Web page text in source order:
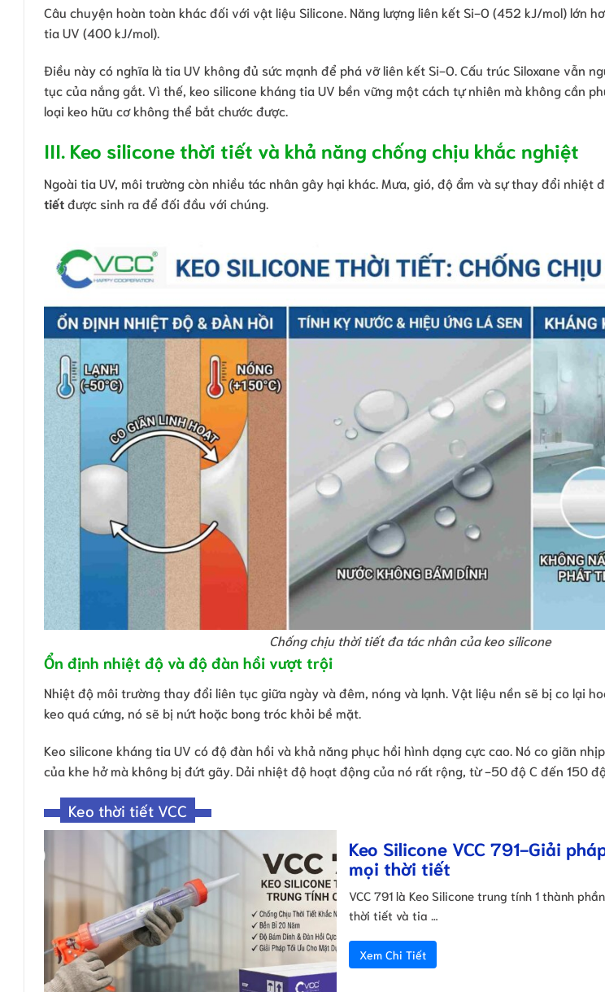
Câu chuyện hoàn toàn khác đối với vật liệu Silicone. Năng lượng liên kết Si-O (452 kJ/mol) lớn
tia UV (400 kJ/mol).
Điều này có nghĩa là tia UV không đủ sức mạnh để phá vỡ liên kết Si-O. Cấu trúc Siloxane vẫn
tục của nắng gắt. Vì thế, keo silicone kháng tia UV bền vững một cách tự nhiên mà không cần
loại keo hữu cơ không thể bắt chước được.
III. Keo silicone thời tiết và khả năng chống chịu khắc nghiệt
Ngoài tia UV, môi trường còn nhiều tác nhân gây hại khác. Mưa, gió, độ ẩm và sự thay đổi nhiệt
tiếtđược sinh ra để đối đầu với chúng.
Chống chịu thời tiết đa tác nhân của keo silicone
Ổn định nhiệt độ và độ đàn hồi vượt trội
Nhiệt độ môi trường thay đổi liên tục giữa ngày và đêm, nóng và lạnh. Vật liệu nền sẽ bị co lại
keo quá cứng, nó sẽ bị nứt hoặc bong tróc khỏi bề mặt.
Keo silicone kháng tia UV có độ đàn hồi và khả năng phục hồi hình dạng cực cao. Nó co giãn
của khe hở mà không bị đứt gãy. Dải nhiệt độ hoạt động của nó rất rộng, từ -50 độ C đến 150
Keo thời tiết VCC
Keo Silicone VCC 791-Giải
mọi thời tiết
VCC 791 là Keo Silicone trung tính 1 thành
thời tiết và tia …
Xem Chi Tiết